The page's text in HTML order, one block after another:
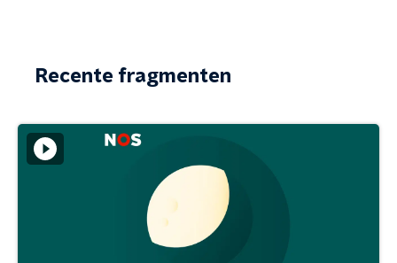
Recente fragmenten